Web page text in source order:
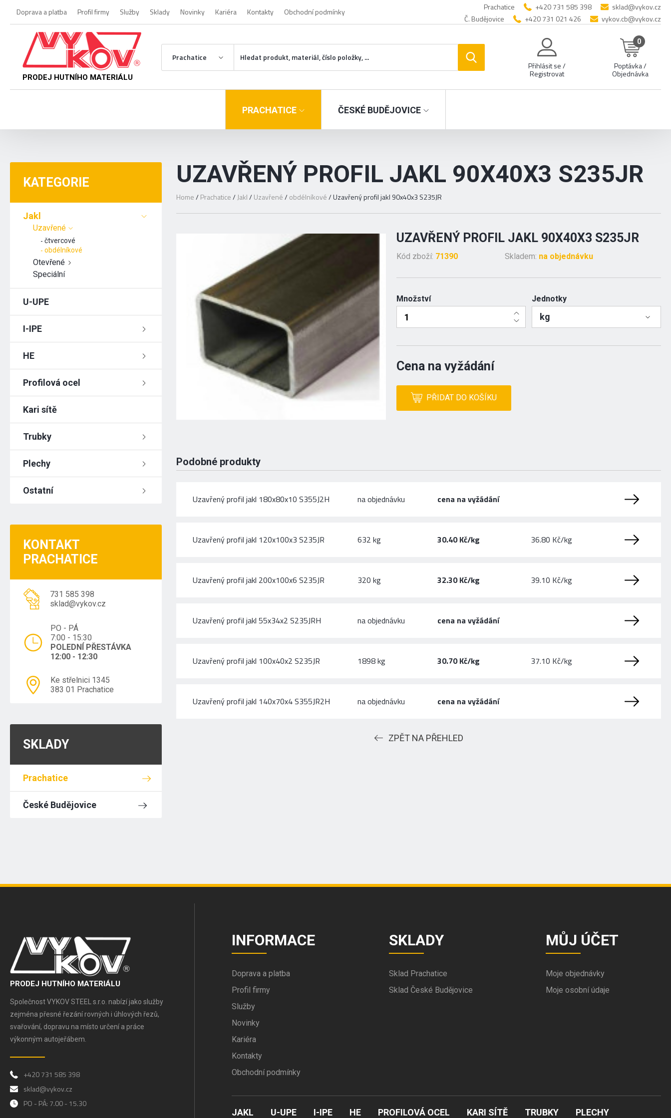
Doprava a platba Profil firmy Služby Sklady Novinky Kariéra Kontakty Obchodní podmínky Prachatice +420 731 585 398
sklad@vykov.cz
Č. Budějovice
+420 731 021 426 vykov.cb@vykov.cz
PRODEJ HUTNÍHO MATERIÁLU
Prachatice
Přihlásit se /
Registrovat
0
Poptávka /
Objednávka
PRACHATICE ČESKÉ BUDĚJOVICE
KATEGORIE
Jakl
Uzavřené
čtvercové
obdélníkové
Otevřené
Speciální
U-UPE
I-IPE
HE
Profilová ocel
Kari sítě
Trubky
Plechy
Ostatní
KONTAKT
PRACHATICE
731 585 398
sklad@vykov.cz
PO - PÁ
7:00 - 15:30
POLEDNÍ PŘESTÁVKA
12:00 - 12:30
Ke střelnici 1345
383 01 Prachatice
SKLADY
Prachatice
České Budějovice
UZAVŘENÝ PROFIL JAKL 90X40X3 S235JR
Home/ Prachatice/ Jakl/ Uzavřené/ obdélníkové/Uzavřený profil jakl 90x40x3 S235JR
UZAVŘENÝ PROFIL JAKL 90X40X3 S235JR
Kód zboží: 71390 Skladem: na objednávku
Množství Jednotky
kg
Cena na vyžádání
PŘIDAT DO KOŠÍKU
Podobné produkty
Uzavřený profil jakl 180x80x10 S355J2H na objednávku cena na vyžádání
Uzavřený profil jakl 120x100x3 S235JR 632 kg 30.40 Kč/kg 36.80 Kč/kg
Uzavřený profil jakl 200x100x6 S235JR 320 kg 32.30 Kč/kg 39.10 Kč/kg
Uzavřený profil jakl 55x34x2 S235JRH na objednávku cena na vyžádání
Uzavřený profil jakl 100x40x2 S235JR 1898 kg 30.70 Kč/kg 37.10 Kč/kg
Uzavřený profil jakl 140x70x4 S355JR2H na objednávku cena na vyžádání
ZPĚT NA PŘEHLED
PRODEJ HUTNÍHO MATERIÁLU
Společnost VYKOV STEEL s.r.o. nabízí jako služby
zejména přesné řezání rovných i úhlových řezů,
svařování, dopravu na místo určení a práce
výkonným autojeřábem.
+420 731 585 398
sklad@vykov.cz
PO - PÁ: 7.00 - 15.30
INFORMACE
Doprava a platba
Profil firmy
Služby
Novinky
Kariéra
Kontakty
Obchodní podmínky
SKLADY
Sklad Prachatice
Sklad České Budějovice
MŮJ ÚČET
Moje objednávky
Moje osobní údaje
JAKL U-UPE I-IPE HE PROFILOVÁ OCEL KARI SÍTĚ TRUBKY PLECHY